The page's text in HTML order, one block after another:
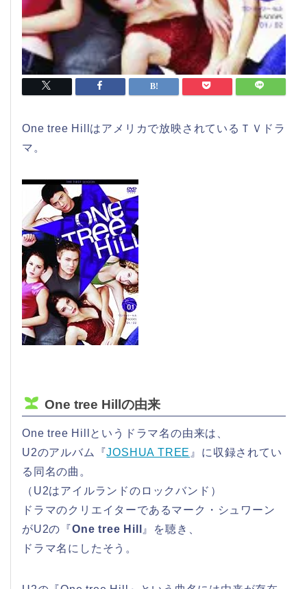
One tree Hillはアメリカで放映されているＴＶドラ
マ。
One tree Hillの由来
One tree Hillというドラマ名の由来は、
U2のアルバム『JOSHUA TREE 』に収録されてい
る同名の曲。
（U2はアイルランドのロックバンド）
ドラマのクリエイターであるマーク・シュワーン
がU2の『One tree Hill
』を聴き、
ドラマ名にしたそう。